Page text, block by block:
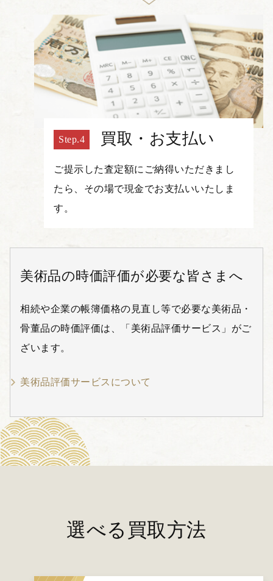
買取・お支払い
ご提示した査定額にご納得いただきまし
たら、その場で現金でお支払いいたしま
す。
美術品の時価評価が必要な皆さまへ
相続や企業の帳簿価格の見直し等で必要な美術品・
骨董品の時価評価は、「美術品評価サービス」がご
ざいます。
美術品評価サービスについて
選べる買取方法